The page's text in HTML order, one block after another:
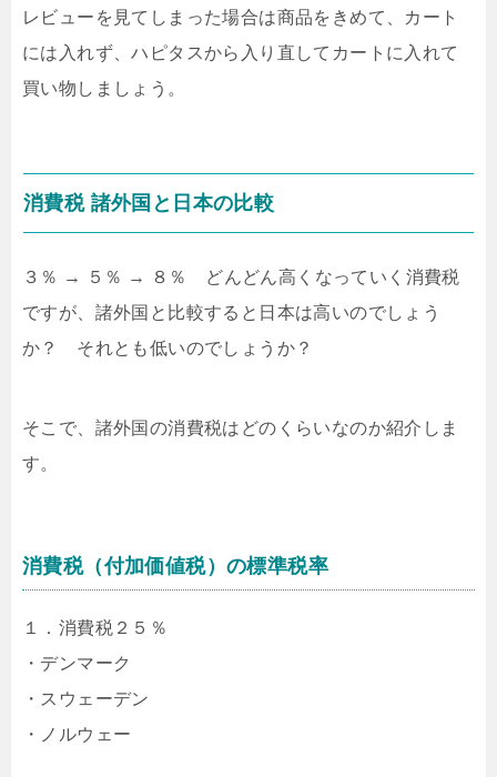
レビューを見てしまった場合は商品をきめて、カート
には入れず、ハピタスから入り直してカートに入れて
買い物しましょう。
消費税 諸外国と日本の比較
３％ → ５％ → ８％ どんどん高くなっていく消費税
ですが、諸外国と比較すると日本は高いのでしょう
か？ それとも低いのでしょうか？
そこで、諸外国の消費税はどのくらいなのか紹介しま
す。
消費税（付加価値税）の標準税率
１．消費税２５％
・デンマーク
・スウェーデン
・ノルウェー